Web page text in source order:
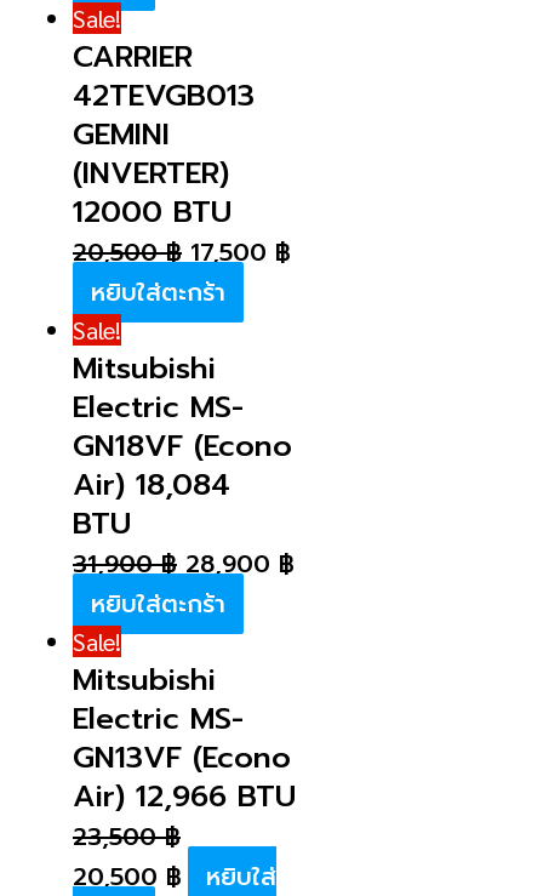
Sale!
CARRIER
42TEVGB013
GEMINI
(INVERTER)
12000 BTU
20,500฿ 17,500 ฿
หยิบใส่ตะกร้า
Sale!
Mitsubishi
Electric MS-
GN18VF (Econo
Air) 18,084
BTU
31,900฿ 28,900 ฿
หยิบใส่ตะกร้า
Sale!
Mitsubishi
Electric MS-
GN13VF (Econo
Air) 12,966 BTU
23,500฿
20,500 ฿
หยิบใส่